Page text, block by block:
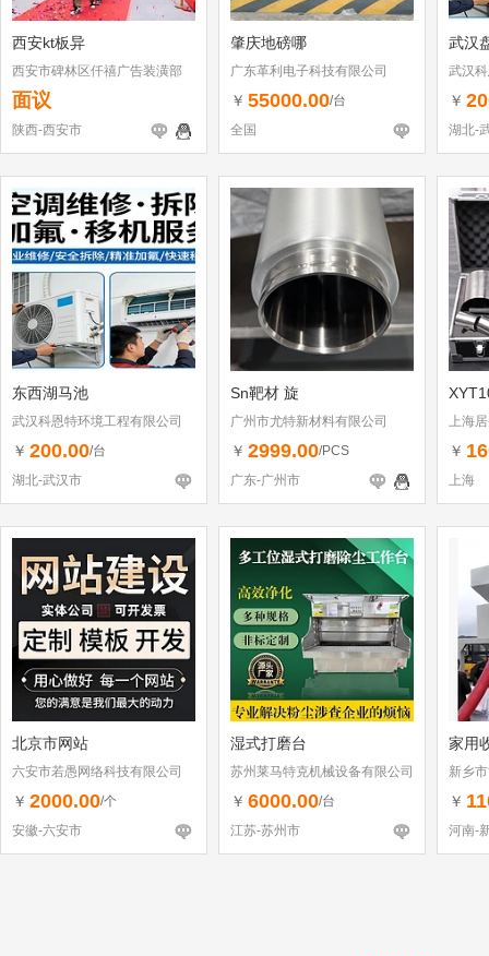
西安kt板异
西安市碑林区仟禧广告装潢部
面议
陕西-西安市
肇庆地磅哪
广东革利电子科技有限公司
￥ 55000.00/台
全国
武汉
武汉
￥
湖北-
东西湖马池
武汉科恩特环境工程有限公司
￥ 200.00/台
湖北-武汉市
Sn靶材 旋
广州市尤特新材料有限公司
￥ 2999.00/PCS
广东-广州市
上海
￥
上海
北京市网站
六安市若愚网络科技有限公司
￥ 2000.00/个
安徽-六安市
湿式打磨台
苏州莱马特克机械设备有限公司
￥ 6000.00/台
江苏-苏州市
家用
新乡
￥
河南-